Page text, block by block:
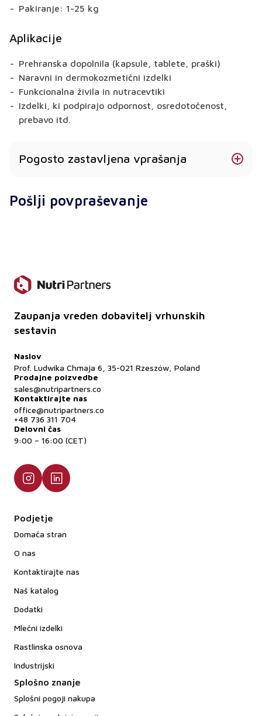
Pakiranje: 1-25 kg
Aplikacije
Prehranska dopolnila (kapsule, tablete, praški)
Naravni in dermokozmetični izdelki
Funkcionalna živila in nutracevtiki
Izdelki, ki podpirajo odpornost, osredotočenost,
prebavo itd.
Pogosto zastavljena vprašanja
Da - odvisno od surovine lahko izvlečki podpirajo
enkapsuliran - odvisno od izdelka.
Ali je na voljo dokumentacija?
Da - COA, MSDS, tehnični list, veganski certifikati
in certifikati kakovosti.
Ali je izdelek primeren za vegane?
Da - izvlečki so 100-odstotno rastlinski in ne
vsebujejo sestavin živalskega izvora.
Pošlji povpraševanje
Zaupanja vreden dobavitelj vrhunskih
sestavin
Naslov
Prof. Ludwika Chmaja 6, 35-021 Rzeszów, Poland
Prodajne poizvedbe
sales@nutripartners.co
Kontaktirajte nas
office@nutripartners.co
+48 736 311 704
Delovni čas
9:00 – 16:00 (CET)
Podjetje
Domača stran
O nas
Kontaktirajte nas
Naš katalog
Dodatki
Mlečni izdelki
Rastlinska osnova
Industrijski
Splošno znanje
Splošni pogoji nakupa